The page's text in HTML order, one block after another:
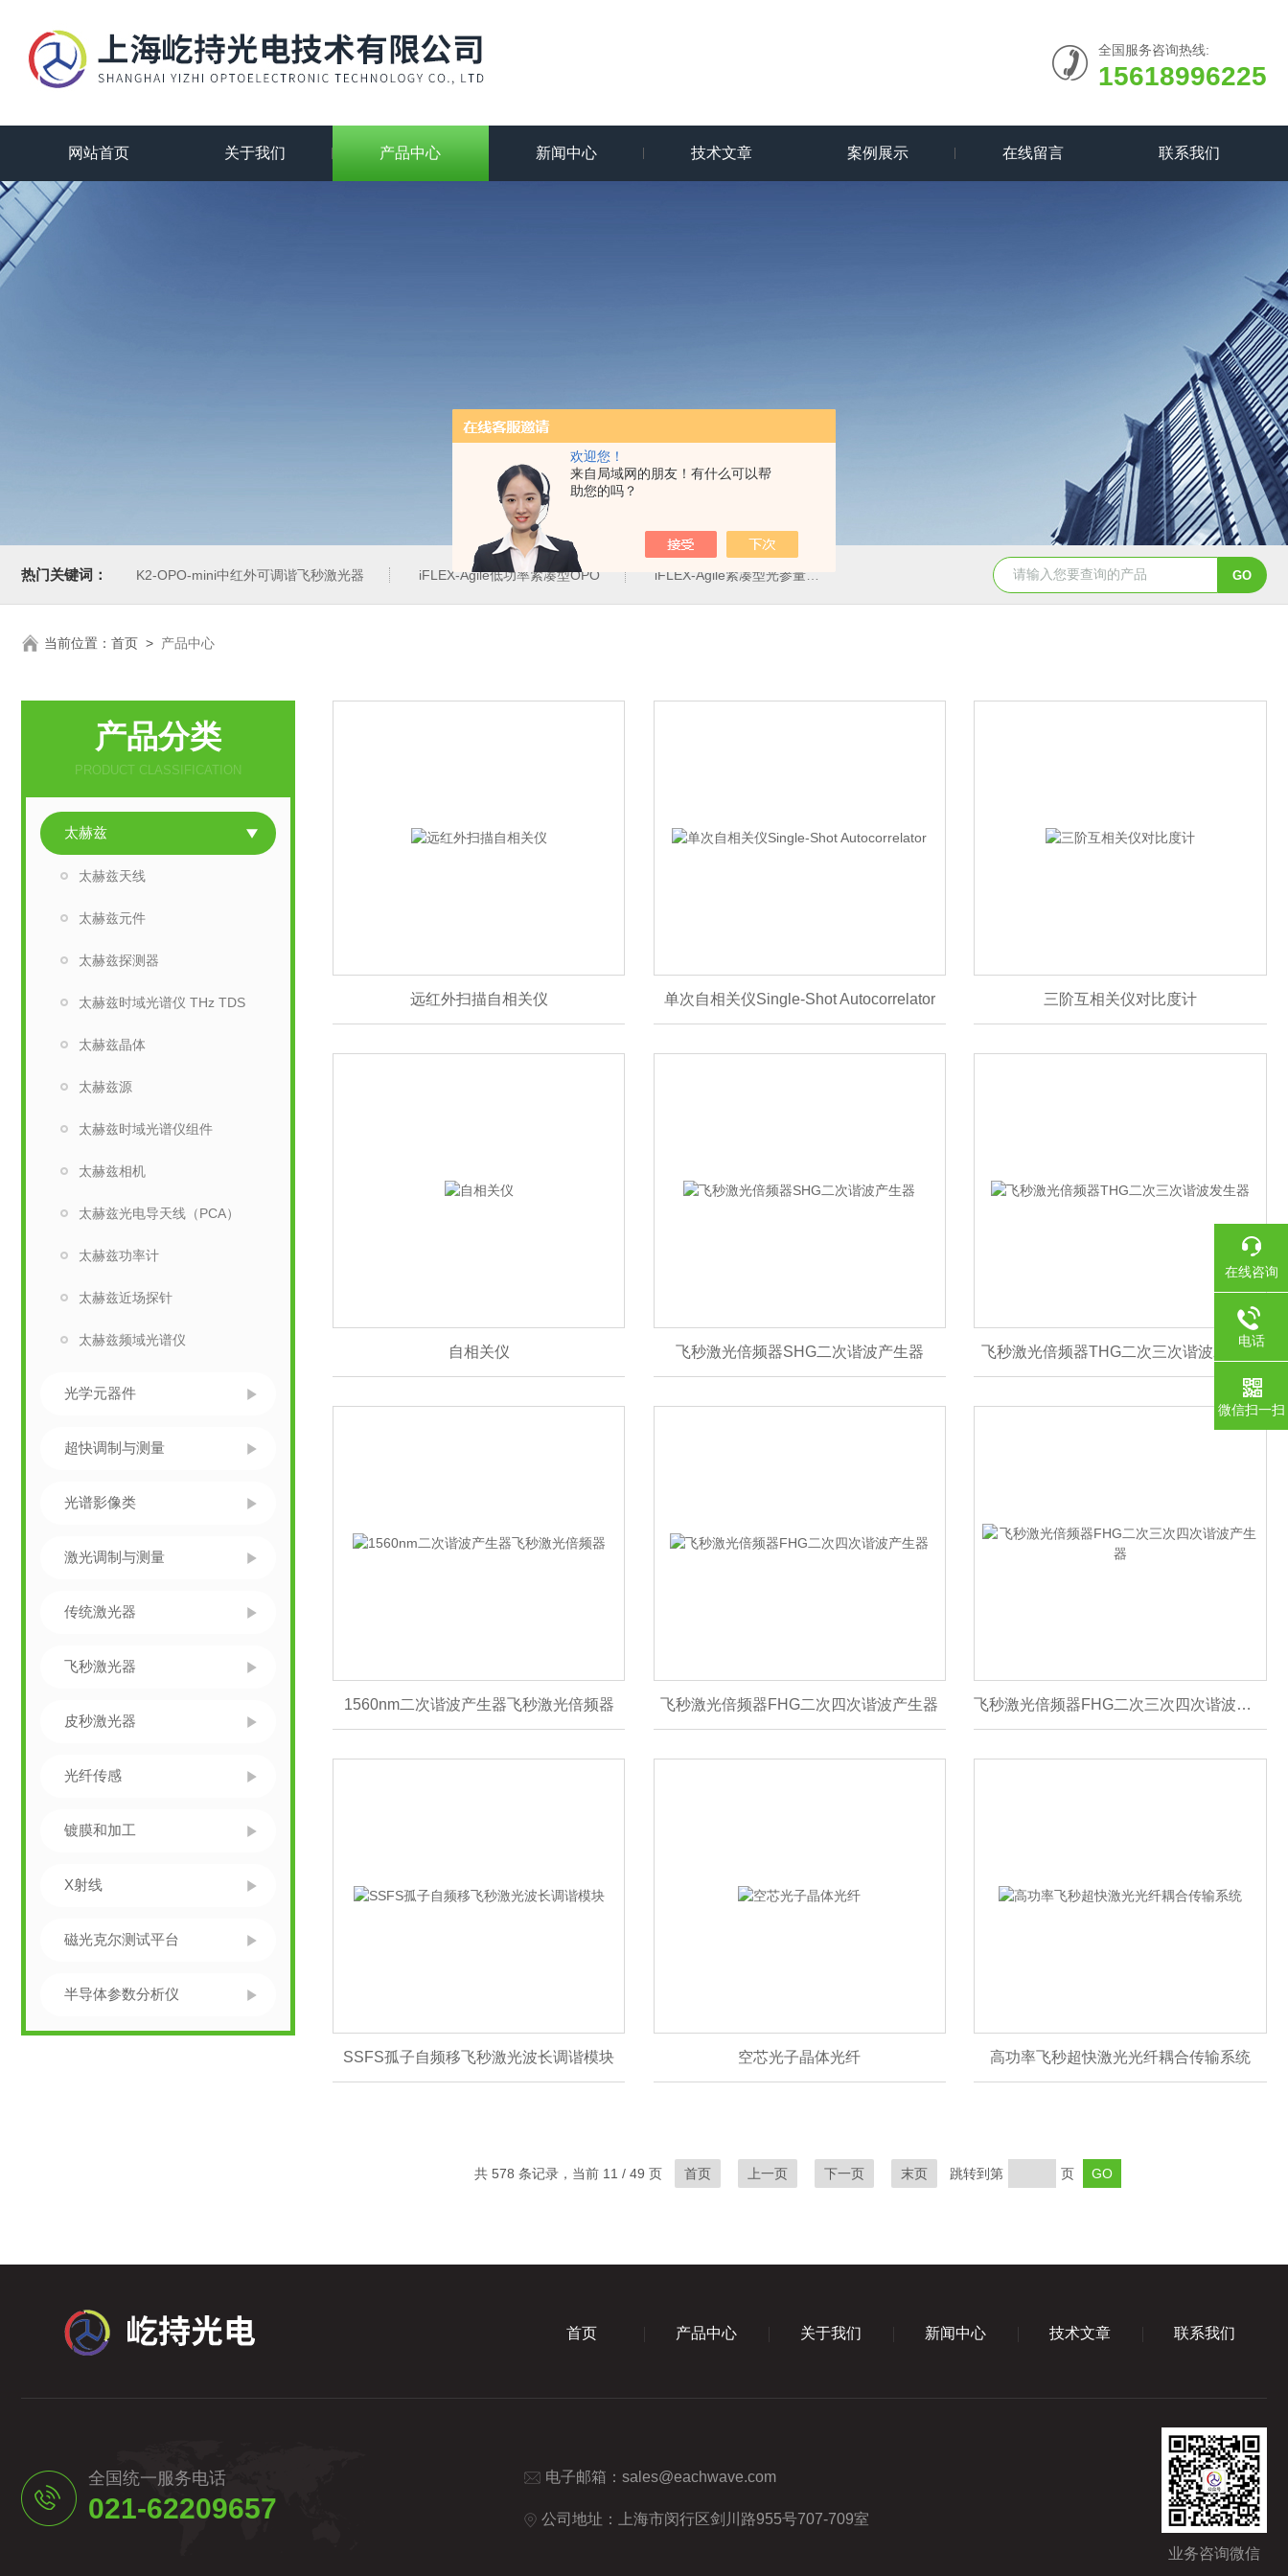
欢迎您！
来自局域网的朋友！有什么可以帮
助您的吗？
全国服务咨询热线:
15618996225
网站首页 关于我们 产品中心 新闻中心 技术文章 案例展示 在线留言 联系我们
热门关键词： K2-OPO-mini中红外可调谐飞秒激光器 iFLEX-Agile低功率紧凑型OPO iFLEX-Agile紧凑型光参量振荡器 EW-λ红外零级波片-固定波长 THz 可调谐精密衰减器
当前位置： 首页 > 产品中心
产品分类
PRODUCT CLASSIFICATION
太赫兹
太赫兹天线
太赫兹元件
太赫兹探测器
太赫兹时域光谱仪 THz TDS
太赫兹晶体
太赫兹源
太赫兹时域光谱仪组件
太赫兹相机
太赫兹光电导天线（PCA）
太赫兹功率计
太赫兹近场探针
太赫兹频域光谱仪
光学元器件
超快调制与测量
光谱影像类
激光调制与测量
传统激光器
飞秒激光器
皮秒激光器
光纤传感
镀膜和加工
X射线
磁光克尔测试平台
半导体参数分析仪
远红外扫描自相关仪 单次自相关仪Single-Shot Autocorrelator 三阶互相关仪对比度计
自相关仪 飞秒激光倍频器SHG二次谐波产生器 飞秒激光倍频器THG二次三次谐波发生器
1560nm二次谐波产生器飞秒激光倍频器 飞秒激光倍频器FHG二次四次谐波产生器 飞秒激光倍频器FHG二次三次四次谐波产生器
SSFS孤子自频移飞秒激光波长调谐模块 空芯光子晶体光纤 高功率飞秒超快激光光纤耦合传输系统
共 578 条记录，当前 11 / 49 页 首页 上一页 下一页 末页 跳转到第 页
首页 产品中心 关于我们 新闻中心 技术文章 联系我们
全国统一服务电话
021-62209657
电子邮箱： sales@eachwave.com
公司地址：上海市闵行区剑川路955号707-709室
业务咨询微信
在线咨询
电话
微信扫一扫